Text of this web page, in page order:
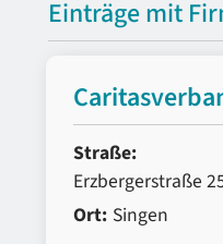
Einträge mit
Straße:
Erzbergerstraße
Ort: Singen